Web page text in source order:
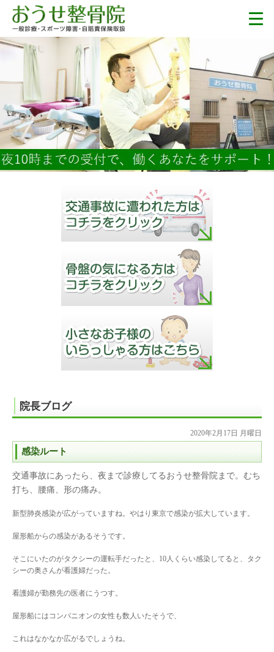
院長ブログ
2020年2月17日 月曜日
感染ルート
交通事故にあったら、夜まで診療してるおうせ整骨院まで。むち
打ち、腰痛、形の痛み。
新型肺炎感染が広がっていますね。やはり東京で感染が拡大しています。
屋形船からの感染があるそうです。
そこにいたのがタクシーの運転手だったと、10人くらい感染してると、タク
シーの奥さんが看護婦だった。
看護婦が勤務先の医者にうつす。
屋形船にはコンパニオンの女性も数人いたそうで、
これはなかなか広がるでしょうね。